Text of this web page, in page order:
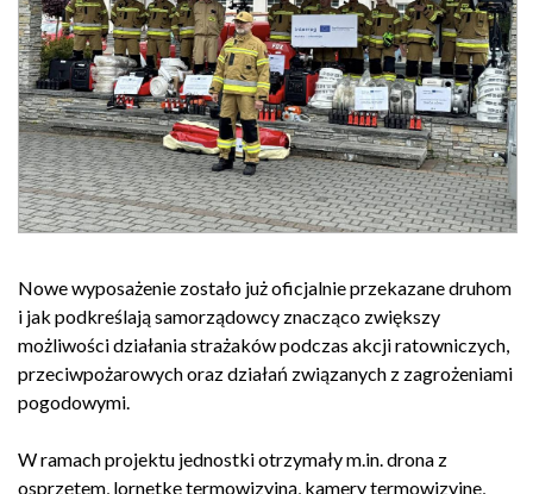
Nowe wyposażenie zostało już oficjalnie przekazane druhom
i jak podkreślają samorządowcy znacząco zwiększy
możliwości działania strażaków podczas akcji ratowniczych,
przeciwpożarowych oraz działań związanych z zagrożeniami
pogodowymi.
W ramach projektu jednostki otrzymały m.in. drona z
osprzętem, lornetkę termowizyjną, kamery termowizyjne,